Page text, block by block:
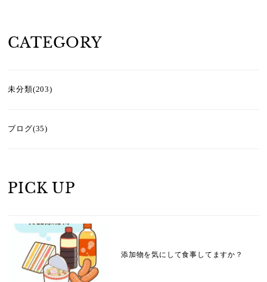
CATEGORY
未分類(203)
ブログ(35)
PICK UP
添加物を気にして食事してますか？